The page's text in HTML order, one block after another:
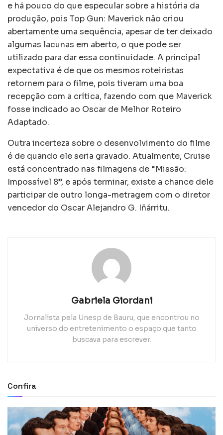
e há pouco do que especular sobre a história da
produção, pois Top Gun: Maverick não criou
abertamente uma sequência, apesar de ter deixado
algumas lacunas em aberto, o que pode ser
utilizado para dar essa continuidade. A principal
expectativa é de que os mesmos roteiristas
retornem para o filme, pois tiveram uma boa
recepção com a crítica, fazendo com que Maverick
fosse indicado ao Oscar de Melhor Roteiro
Adaptado.
Outra incerteza sobre o desenvolvimento do filme
é de quando ele seria gravado. Atualmente, Cruise
está concentrado nas filmagens de “Missão:
Impossível 8”, e após terminar, existe a chance dele
participar de outro longa-metragem com o diretor
vencedor do Oscar Alejandro G. Iñárritu.
Gabriela Giordani
Jornalista pela Unesp de Bauru, que encontrou no
universo do entretenimento o espaço que tanto
buscava para escrever.
Confira